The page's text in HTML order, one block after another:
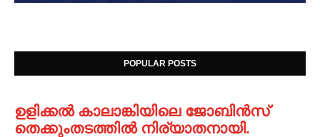
POPULAR POSTS
ഉളിക്കൽ കാലാങ്കിയിലെ ജോബിൻസ്
തെക്കുംതടത്തിൽ നിര്യാതനായി.